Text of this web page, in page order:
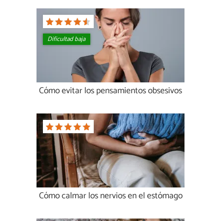
Dificultad baja
Cómo evitar los pensamientos obsesivos
Cómo calmar los nervios en el estómago